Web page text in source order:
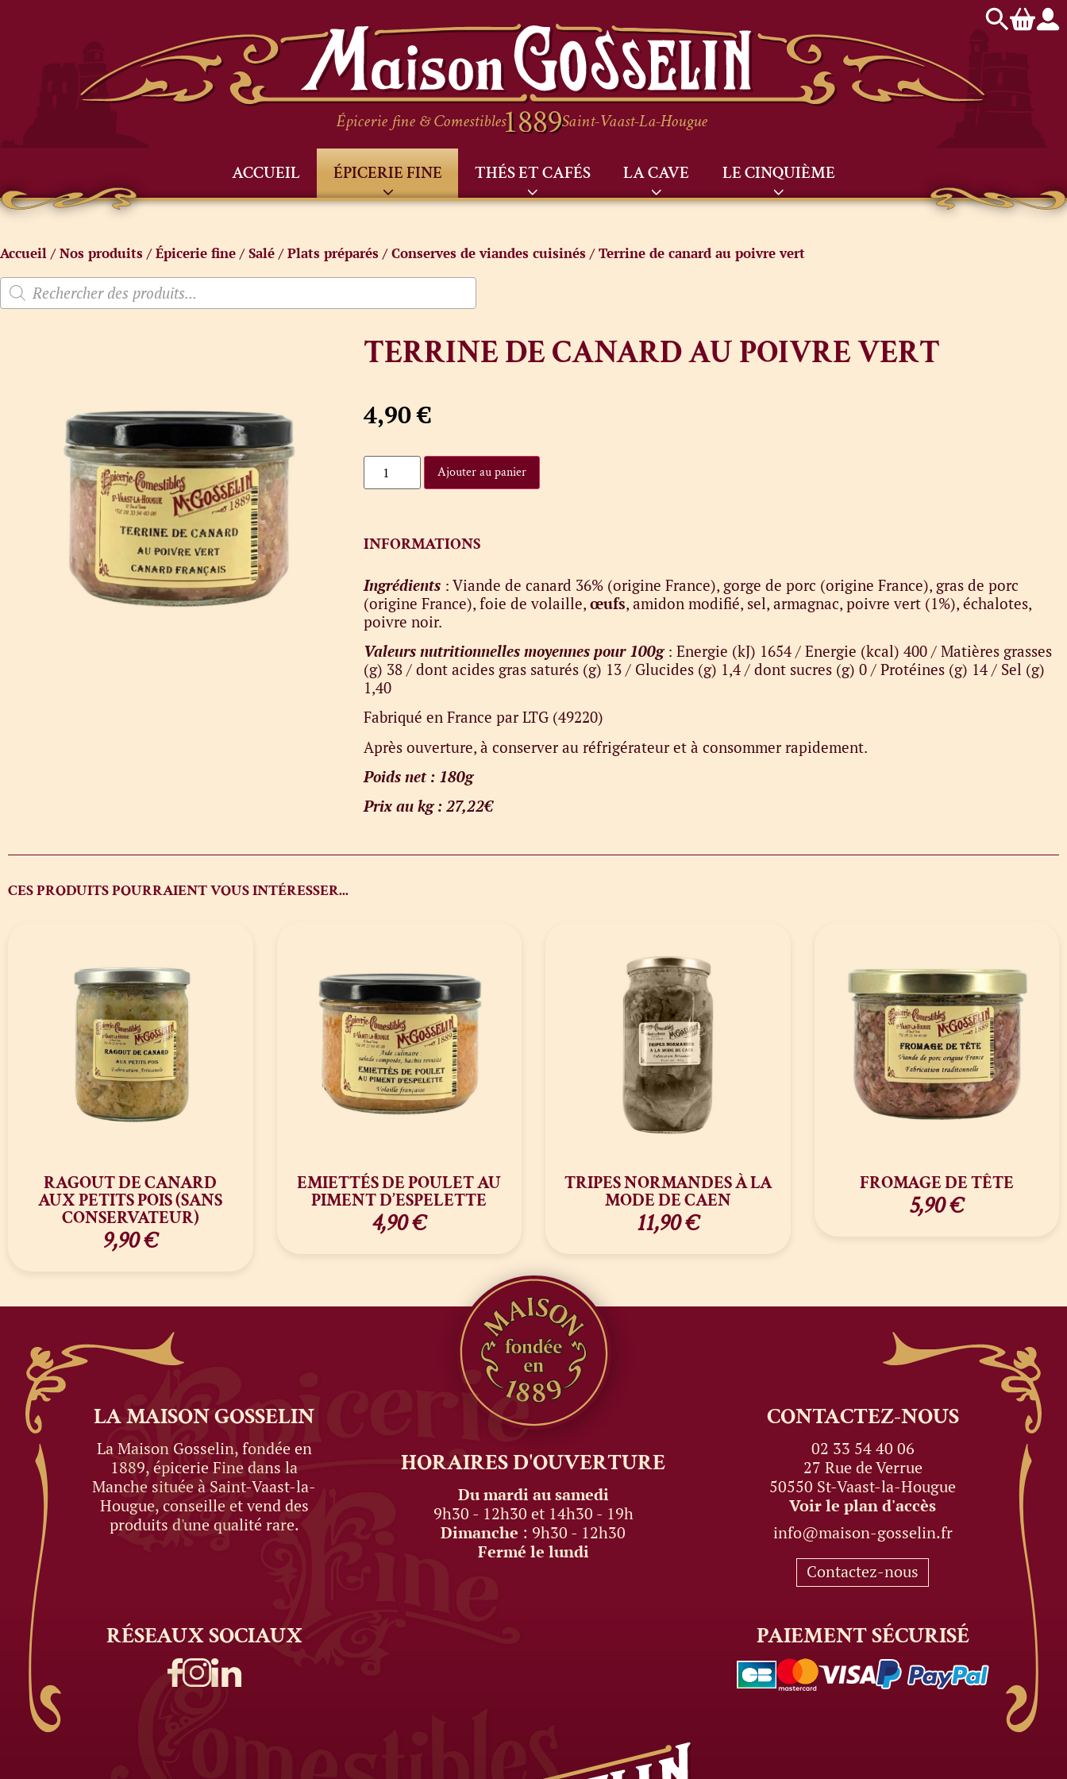
Épicerie fine & Comestibles Saint-Vaast-La-Hougue
ACCUEIL ÉPICERIE FINE THÉS ET CAFÉS LA CAVE LE CINQUIÈME
Accueil /Nos produits /Épicerie fine /Salé /Plats préparés /Conserves de viandes cuisinés / Terrine de canard au poivre vert
TERRINE DE CANARD AU POIVRE VERT
4,90€
Ajouter au panier
INFORMATIONS
Ingrédients : Viande de canard 36% (origine France), gorge de porc (origine France), gras de porc
(origine France), foie de volaille, œufs, amidon modifié, sel, armagnac, poivre vert (1%), échalotes,
poivre noir.
Valeurs nutritionnelles moyennes pour 100g: Energie (kJ) 1654 / Energie (kcal) 400 / Matières grasses
(g) 38 / dont acides gras saturés (g) 13 / Glucides (g) 1,4 / dont sucres (g) 0 / Protéines (g) 14 / Sel (g)
1,40
Fabriqué en France par LTG (49220)
Après ouverture, à conserver au réfrigérateur et à consommer rapidement.
Poids net : 180g
Prix au kg : 27,22€
CES PRODUITS POURRAIENT VOUS INTÉRESSER...
RAGOUT DE CANARD
AUX PETITS POIS (SANS
CONSERVATEUR)
9,90€
EMIETTÉS DE POULET AU
PIMENT D’ESPELETTE
4,90€
TRIPES NORMANDES À LA
MODE DE CAEN
11,90€
FROMAGE DE TÊTE
5,90€
LA MAISONGOSSELIN
La Maison Gosselin, fondée en
1889, épicerie Fine dans la
Manche située à Saint-Vaast-la-
Hougue, conseille et vend des
produits d'une qualité rare.
HORAIRESD'OUVERTURE
Du mardi au samedi
9h30 - 12h30 et 14h30 - 19h
Dimanche : 9h30 - 12h30
Fermé le lundi
CONTACTEZ-NOUS
02 33 54 40 06
27 Rue de Verrue
50550 St-Vaast-la-Hougue
Voir le plan d'accès
info@maison-gosselin.fr
Contactez-nous
RÉSEAUXSOCIAUX PAIEMENTSÉCURISÉ